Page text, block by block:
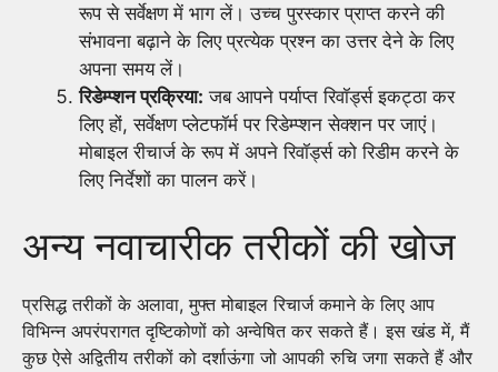
रूप से सर्वेक्षण में भाग लें। उच्च पुरस्कार प्राप्त करने की
संभावना बढ़ाने के लिए प्रत्येक प्रश्न का उत्तर देने के लिए
अपना समय लें।
रिडेम्प्शन प्रक्रिया: जब आपने पर्याप्त रिवॉर्ड्स इकट्ठा कर
लिए हों, सर्वेक्षण प्लेटफॉर्म पर रिडेम्प्शन सेक्शन पर जाएं।
मोबाइल रीचार्ज के रूप में अपने रिवॉर्ड्स को रिडीम करने के
लिए निर्देशों का पालन करें।
अन्य नवाचारीक तरीकों की खोज
प्रसिद्ध तरीकों के अलावा, मुफ्त मोबाइल रिचार्ज कमाने के लिए आप
विभिन्न अपरंपरागत दृष्टिकोणों को अन्वेषित कर सकते हैं। इस खंड में, मैं
कुछ ऐसे अद्वितीय तरीकों को दर्शाऊंगा जो आपकी रुचि जगा सकते हैं और